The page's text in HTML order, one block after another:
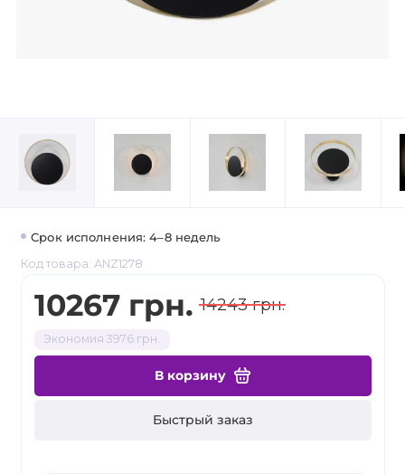
Срок исполнения: 4–8 недель
Код товара: ANZ1278
10267 грн. 14243 грн.
Экономия 3976 грн.
В корзину
Быстрый заказ